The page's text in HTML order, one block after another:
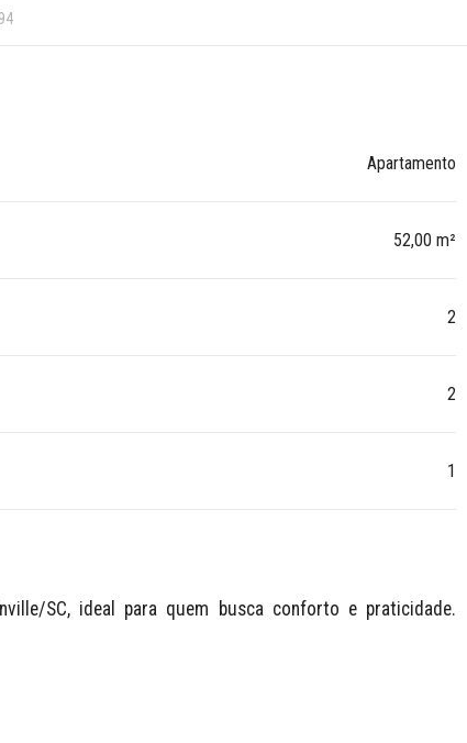
Apartamento
52,00 m²
2
2
1
SC, ideal para quem busca conforto e praticidade.